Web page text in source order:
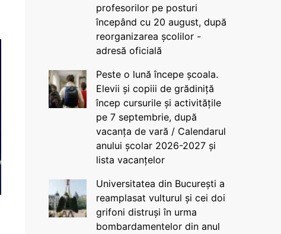
profesorilor pe posturi
începând cu 20 august, după
reorganizarea școlilor -
adresă oficială
Peste o lună începe școala.
Elevii și copiii de grădiniță
încep cursurile și activitățile
pe 7 septembrie, după
vacanța de vară / Calendarul
anului școlar 2026-2027 și
lista vacanțelor
Universitatea din București a
reamplasat vulturul și cei doi
grifoni distruși în urma
bombardamentelor din anul